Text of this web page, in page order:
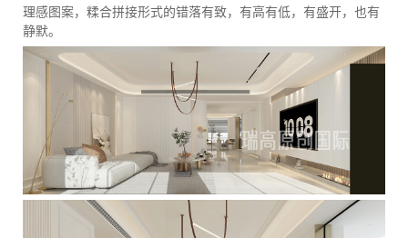
理感图案，糅合拼接形式的错落有致，有高有低，有盛开，也有
静默。